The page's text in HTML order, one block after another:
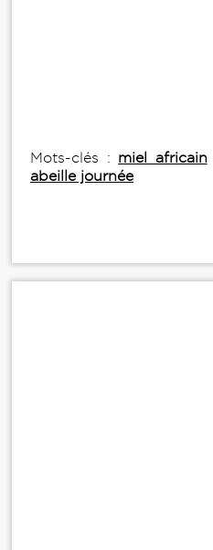
Mots-clés : miel africain
abeille journée